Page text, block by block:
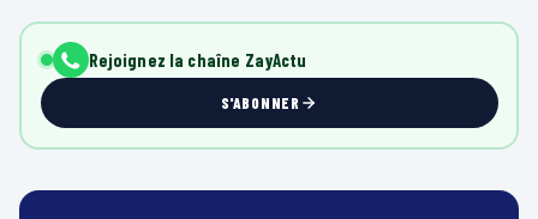
Rejoignez la chaîne ZayActu
S'ABONNER